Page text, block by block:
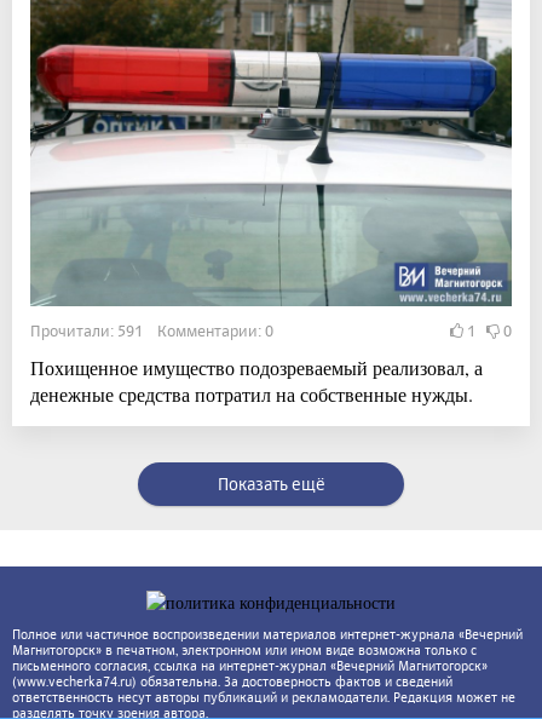
Прочитали: 591 Комментарии: 0 1 0
Похищенное имущество подозреваемый реализовал, а
денежные средства потратил на собственные нужды.
Показать ещё
Полное или частичное воспроизведении материалов интернет-журнала «Вечерний
Магнитогорск» в печатном, электронном или ином виде возможна только с
письменного согласия, ссылка на интернет-журнал «Вечерний Магнитогорск»
(www.vecherka74.ru) обязательна. За достоверность фактов и сведений
ответственность несут авторы публикаций и рекламодатели. Редакция может не
разделять точку зрения автора.